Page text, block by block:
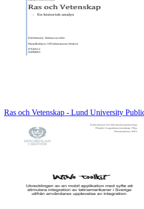
Ras och Vetenskap - Lund University